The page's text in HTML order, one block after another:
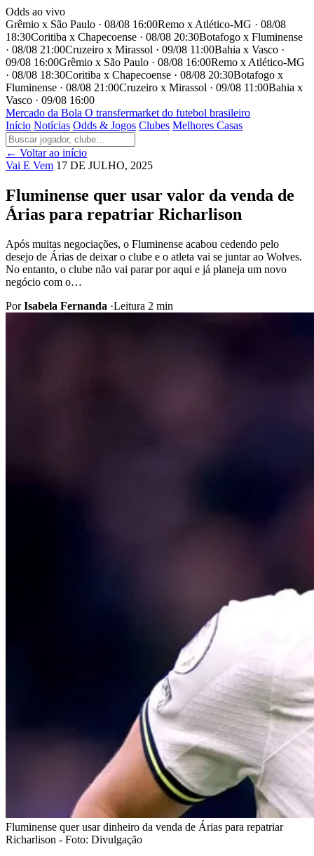
Odds ao vivo
Grêmio x São Paulo · 08/08 16:00Remo x Atlético-MG · 08/08
18:30Coritiba x Chapecoense · 08/08 20:30Botafogo x Fluminense
· 08/08 21:00Cruzeiro x Mirassol · 09/08 11:00Bahia x Vasco ·
09/08 16:00Grêmio x São Paulo · 08/08 16:00Remo x Atlético-MG
· 08/08 18:30Coritiba x Chapecoense · 08/08 20:30Botafogo x
Fluminense · 08/08 21:00Cruzeiro x Mirassol · 09/08 11:00Bahia x
Vasco · 09/08 16:00
Mercado da Bola O transfermarket do futebol brasileiro
Início Notícias Odds & Jogos Clubes Melhores Casas
← Voltar ao início
Vai E Vem 17 DE JULHO, 2025
Fluminense quer usar valor da venda de
Árias para repatriar Richarlison
Após muitas negociações, o Fluminense acabou cedendo pelo
desejo de Árias de deixar o clube e o atleta vai se juntar ao Wolves.
No entanto, o clube não vai parar por aqui e já planeja um novo
negócio com o…
PorIsabela Fernanda ·Leitura 2 min
Fluminense quer usar dinheiro da venda de Árias para repatriar
Richarlison - Foto: Divulgação